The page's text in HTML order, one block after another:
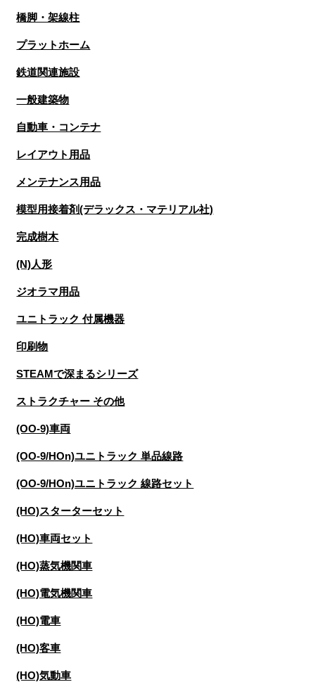
橋脚・架線柱
プラットホーム
鉄道関連施設
一般建築物
自動車・コンテナ
レイアウト用品
メンテナンス用品
模型用接着剤(デラックス・マテリアル社)
完成樹木
(N)人形
ジオラマ用品
ユニトラック 付属機器
印刷物
STEAMで深まるシリーズ
ストラクチャー その他
(OO-9)車両
(OO-9/HOn)ユニトラック 単品線路
(OO-9/HOn)ユニトラック 線路セット
(HO)スターターセット
(HO)車両セット
(HO)蒸気機関車
(HO)電気機関車
(HO)電車
(HO)客車
(HO)気動車